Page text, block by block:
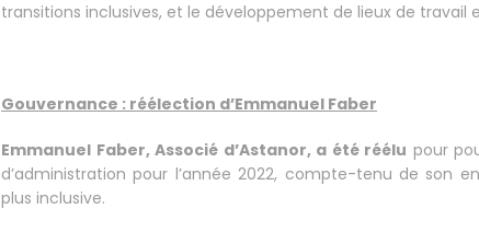
transitions inclusives, et le développement de lieux de travail
Gouvernance : réélection d’Emmanuel Faber
Emmanuel Faber, Associé d’Astanor, a été réélu pour
d’administration pour l’année 2022, compte-tenu de son
plus inclusive.